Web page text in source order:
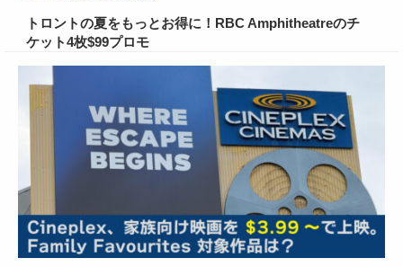
トロントの夏をもっとお得に！RBC Amphitheatreのチ
ケット4枚$99プロモ